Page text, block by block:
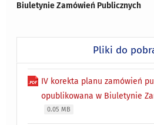
Biuletynie Zamówień Publicznych
Pliki do
IV korekta planu zamówień
opublikowana w Biuletynie
0.05 MB